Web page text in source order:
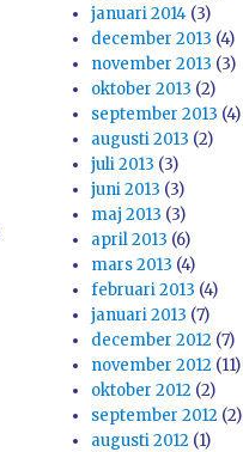
januari 2014 (3)
december 2013 (4)
november 2013 (3)
oktober 2013 (2)
september 2013 (4)
augusti 2013 (2)
juli 2013 (3)
juni 2013 (3)
maj 2013 (3)
april 2013 (6)
mars 2013 (4)
februari 2013 (4)
januari 2013 (7)
december 2012 (7)
november 2012 (11)
oktober 2012 (2)
september 2012 (2)
augusti 2012 (1)